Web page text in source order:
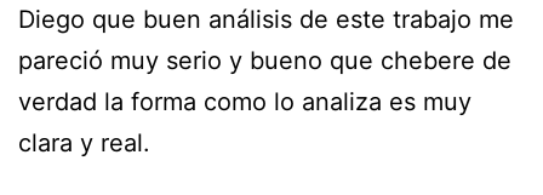
Diego que buen análisis de este trabajo me
pareció muy serio y bueno que chebere de
verdad la forma como lo analiza es muy
clara y real.